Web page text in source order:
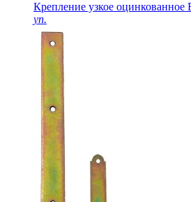
Крепление узкое оцинкованное
уп.